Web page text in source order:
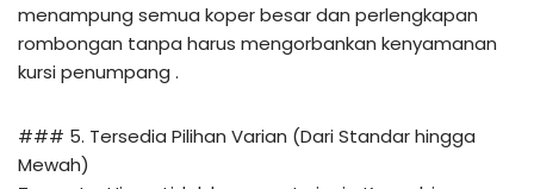
menampung semua koper besar dan perlengkapan
rombongan tanpa harus mengorbankan kenyamanan
kursi penumpang .
### 5. Tersedia Pilihan Varian (Dari Standar hingga
Mewah)